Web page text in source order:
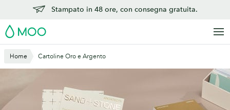
contenuto
principale
Stampato in 48 ore, con consegna gratuita.
MOO
Home Cartoline Oro e Argento